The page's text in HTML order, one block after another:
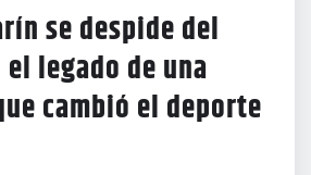
se despide del
legado de una
cambió el deporte